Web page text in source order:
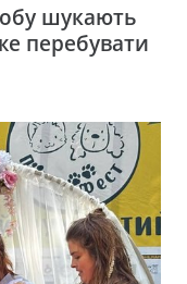
шукають
перебувати